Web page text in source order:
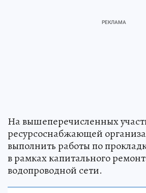
На вышеперечисленных
ресурсоснабжающей
выполнить работы по
в рамках капитального
водопроводной сети.